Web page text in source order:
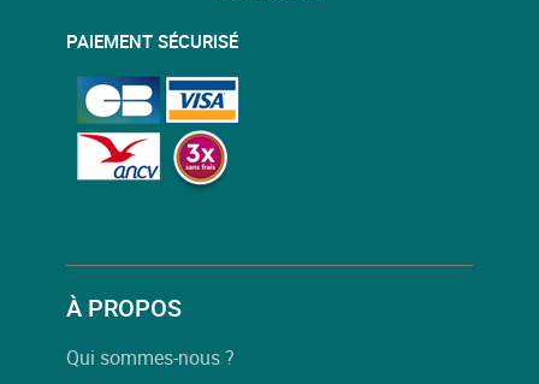
PAIEMENT SÉCURISÉ
À PROPOS
Qui sommes-nous ?